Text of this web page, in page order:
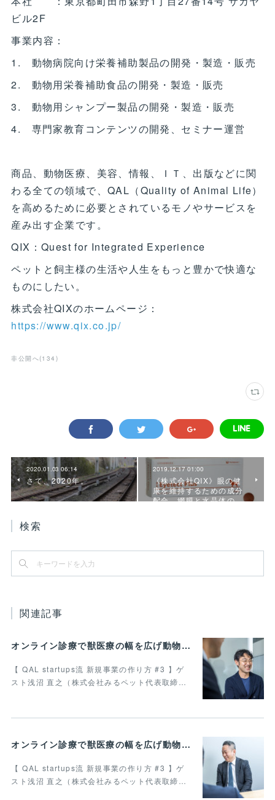
ビル2F
事業内容：
1. 動物病院向け栄養補助製品の開発・製造・販売
2. 動物用栄養補助食品の開発・製造・販売
3. 動物用シャンプー製品の開発・製造・販売
4. 専門家教育コンテンツの開発、セミナー運営
商品、動物医療、美容、情報、ＩＴ、出版などに関
わる全ての領域で、QAL（Quality of Animal Life）
を高めるために必要とされているモノやサービスを
産み出す企業です。
QIX：Quest for Integrated Experience
ペットと飼主様の生活や人生をもっと豊かで快適な
ものにしたい。
株式会社QIXのホームページ：
https://www.qix.co.jp/
非公開へ(134 )
2020.01.03 06:14
さて、2020年。
2019.12.17 01:00
《株式会社QIX》眼の健
康を維持するための成分
配合。網膜と水晶体の…
検索
関連記事
オンライン診療で獣医療の幅を広げ動物病院の業務効率化を叶えたい 最終回
【 QAL startups流 新規事業の作り方 #3 】ゲ
スト浅沼 直之（株式会社みるペット代表取締…
オンライン診療で獣医療の幅を広げ動物病院の業務効率化を叶えたい Vol.4
【 QAL startups流 新規事業の作り方 #3 】ゲ
スト浅沼 直之（株式会社みるペット代表取締…